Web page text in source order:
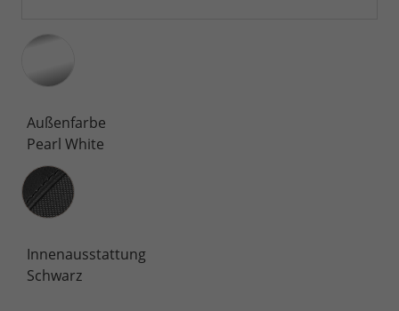
Außenfarbe
Pearl White
Innenausstattung
Innenausstattung
Schwarz